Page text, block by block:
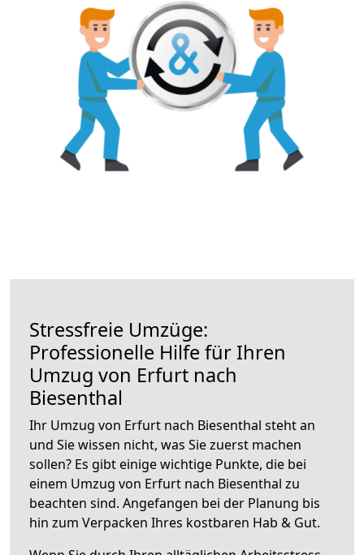
Stressfreie Umzüge:
Professionelle Hilfe für Ihren
Umzug von Erfurt nach
Biesenthal
Ihr Umzug von Erfurt nach Biesenthal steht an
und Sie wissen nicht, was Sie zuerst machen
sollen? Es gibt einige wichtige Punkte, die bei
einem Umzug von Erfurt nach Biesenthal zu
beachten sind. Angefangen bei der Planung bis
hin zum Verpacken Ihres kostbaren Hab & Gut.